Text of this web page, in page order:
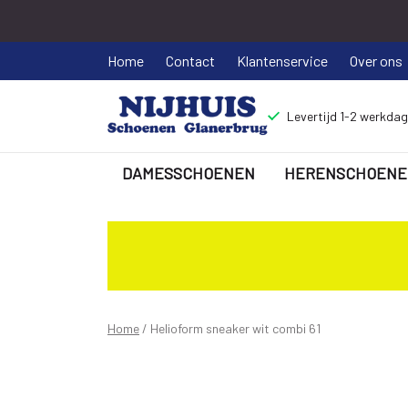
Home Contact Klantenservice Over ons
Levertijd 1-2
DAMESSCHOENEN
Helioform
combiHome Helioform sneaker wit combi 61